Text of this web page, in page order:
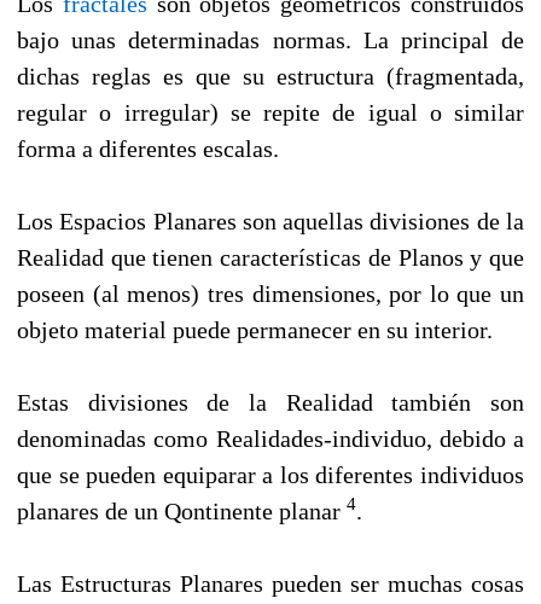
bajo unas determinadas normas. La principal de
dichas reglas es que su estructura (fragmentada,
regular o irregular) se repite de igual o similar
forma a diferentes escalas.
Los Espacios Planares son aquellas divisiones de la
Realidad que tienen características de Planos y que
poseen (al menos) tres dimensiones, por lo que un
objeto material puede permanecer en su interior.
Estas divisiones de la Realidad también son
denominadas como Realidades-individuo, debido a
que se pueden equiparar a los diferentes individuos
planares de un Qontinente planar 4.
Las Estructuras Planares pueden ser muchas cosas